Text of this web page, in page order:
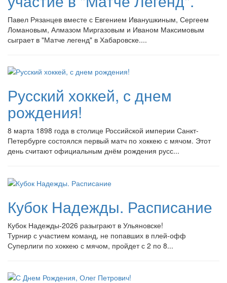
Павел Рязанцев вместе с Евгением Иванушкиным, Сергеем
Ломановым, Алмазом Миргазовым и Иваном Максимовым
сыграет в "Матче легенд" в Хабаровске....
Русский хоккей, с днем
рождения!
8 марта 1898 года в столице Российской империи Санкт-
Петербурге состоялся первый матч по хоккею с мячом. Этот
день считают официальным днём рождения русс...
Кубок Надежды. Расписание
Кубок Надежды-2026 разыграют в Ульяновске!
Турнир с участием команд, не попавших в плей-офф
Суперлиги по хоккею с мячом, пройдет с 2 по 8...